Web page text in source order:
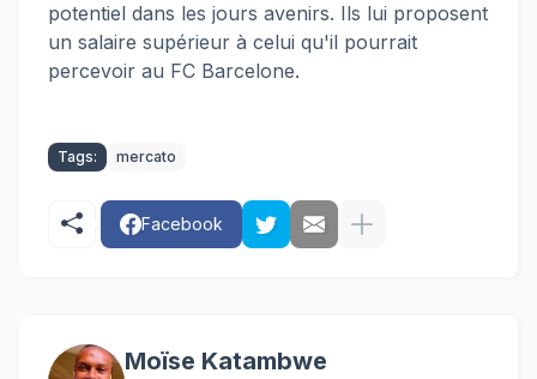
potentiel dans les jours avenirs. Ils lui proposent
un salaire supérieur à celui qu'il pourrait
percevoir au FC Barcelone.
Tags: mercato
Facebook
Moïse Katambwe